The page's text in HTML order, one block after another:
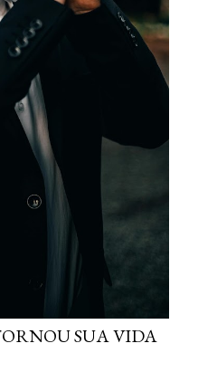
SUA VIDA